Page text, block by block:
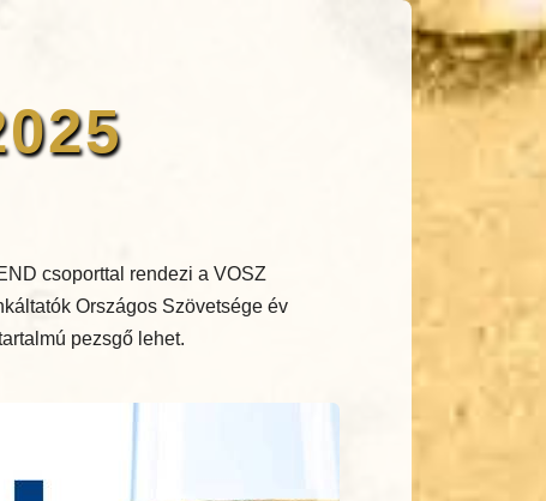
csoporttal rendezi a VOSZ
Országos Szövetsége év
pezsgő lehet.